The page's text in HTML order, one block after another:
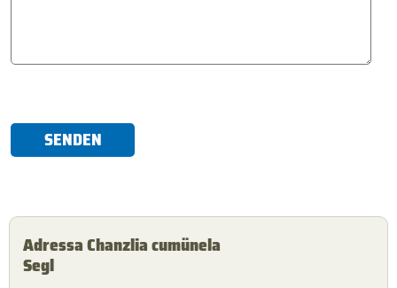
SENDEN
Adressa Chanzlia cumünela
Segl